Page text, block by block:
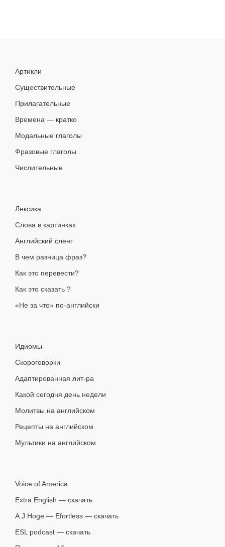
Артикли
Существительные
Прилагательные
Времена — кратко
Модальные глаголы
Фразовые глаголы
Числительные
Лексика
Слова в картинках
Английский сленг
В чем разница фраз?
Как это перевести?
Как это сказать ?
«Не за что» по-английски
Идиомы
Скороговорки
Адаптированная лит-ра
Какой сегодня день недели
Молитвы на английском
Рецепты на английском
Мультики на английском
Voice of America
Extra English — скачать
A.J.Hoge — Efortless — скачать
ESL podcast — скачать